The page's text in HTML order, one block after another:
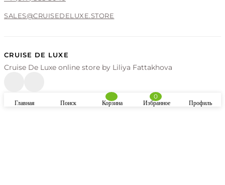
SALES@CRUISEDELUXE.STORE
CRUISE DE LUXE
Cruise De Luxe online store by Liliya Fattakhova
Главная Поиск Корзина
0
Избранное Профиль